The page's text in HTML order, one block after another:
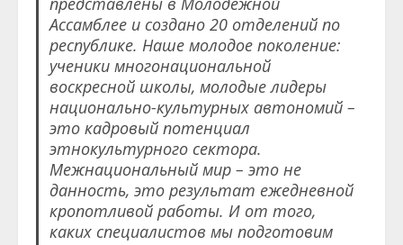
Ассамблее и создано 20 отделений по
республике. Наше молодое поколение:
ученики многонациональной
воскресной школы, молодые лидеры
национально-культурных автономий –
это кадровый потенциал
этнокультурного сектора.
Межнациональный мир – это не
данность, это результат ежедневной
кропотливой работы. И от того,
каких специалистов мы подготовим